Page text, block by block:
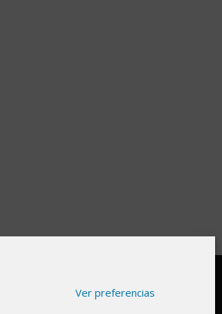
Ver preferencias
en algunos de nuestros